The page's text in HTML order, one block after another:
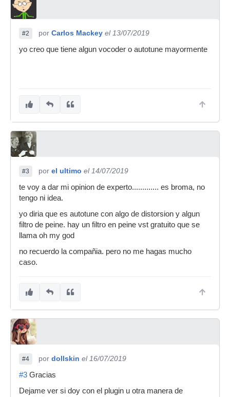
#2 por Carlos Mackey el 13/07/2019
yo creo que tiene algun vocoder o autotune mayormente
#3 por el ultimo el 14/07/2019
te voy a dar mi opinion de experto............. es broma, no
tengo ni idea.
yo diria que es autotune con algo de distorsion y algun
filtro de peine. hay un filtro en peine vst gratuito que se
llama oh my god
no recuerdo la compañia. pero no me hagas mucho
caso.
#4 por dollskin el 16/07/2019
#3 Gracias
Dejame ver si doy con el plugin u otra manera de